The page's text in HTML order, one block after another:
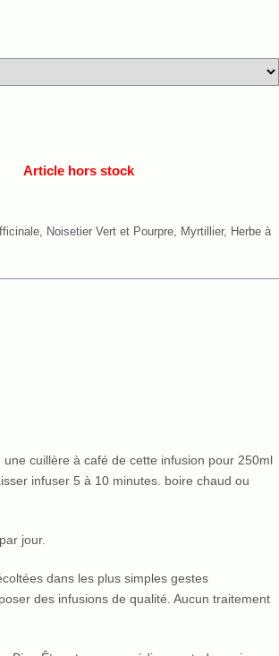
Article hors stock
Noisetier Vert et Pourpre, Myrtillier, Herbe à
une cuillère à café de cette infusion pour 250ml
infuser 5 à 10 minutes. boire chaud ou
jour.
dans les plus simples gestes
des infusions de qualité. Aucun traitement